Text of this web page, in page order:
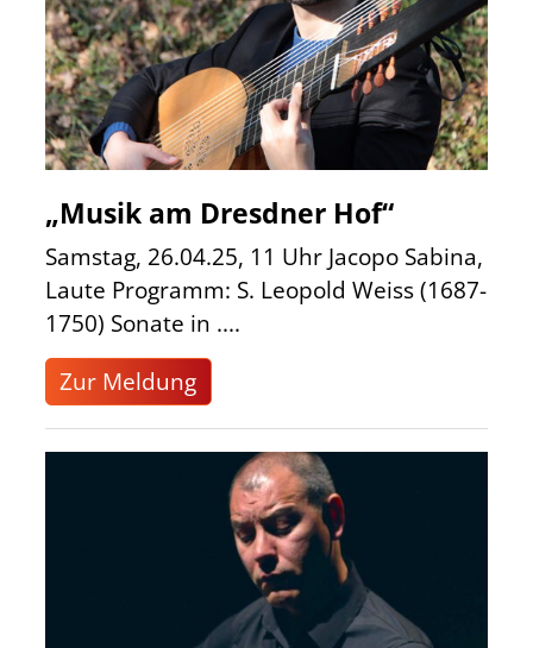
„Musik am Dresdner Hof“
Samstag, 26.04.25, 11 Uhr Jacopo Sabina,
Laute Programm: S. Leopold Weiss (1687-
1750) Sonate in ....
Zur Meldung